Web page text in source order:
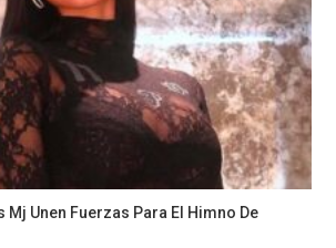
Mj Unen Fuerzas Para El Himno De